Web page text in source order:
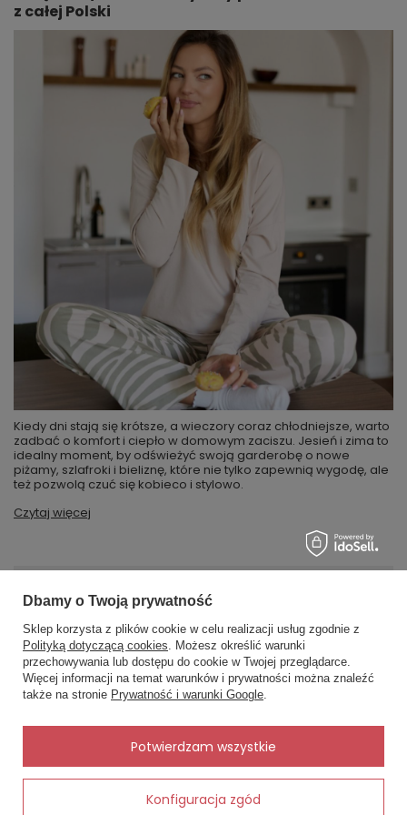
Dodaj do koszyka
z całej Polski
Kiedy dni stają się krótsze, a wieczory coraz chłodniejsze, warto
zadbać o komfort i ciepło w domowym zaciszu. Jesień i zima to
idealny moment, by odświeżyć swoją garderobę o nowe
piżamy, szlafroki i bieliznę, które nie tylko zapewnią wygodę, ale
też pozwolą czuć się kobieco i stylowo.
Czytaj więcej
MOJE ZAMÓWIENIE
Status zamówienia
Śledzenie przesyłki
Chcę zareklamować produkt
Chcę zwrócić produkt
Kontakt
×
✨ Asystent zakupowy
Napisz czego szukasz — pokażę
gotowe propozycje.
Dbamy o Twoją prywatność
Sklep korzysta z plików cookie w celu realizacji usług zgodnie z
Polityką dotyczącą cookies. Możesz określić warunki
przechowywania lub dostępu do cookie w Twojej przeglądarce.
Więcej informacji na temat warunków i prywatności można znaleźć
także na stronie Prywatność i warunki Google.
Konfiguracja zgód
Potwierdzam wszystkie